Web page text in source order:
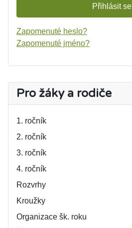
Pro žáky a rodiče
1. ročník
2. ročník
3. ročník
4. ročník
Rozvrhy
Kroužky
Organizace šk. roku
Přihlásit se
Zapomenuté heslo?
Zapomenuté jméno?